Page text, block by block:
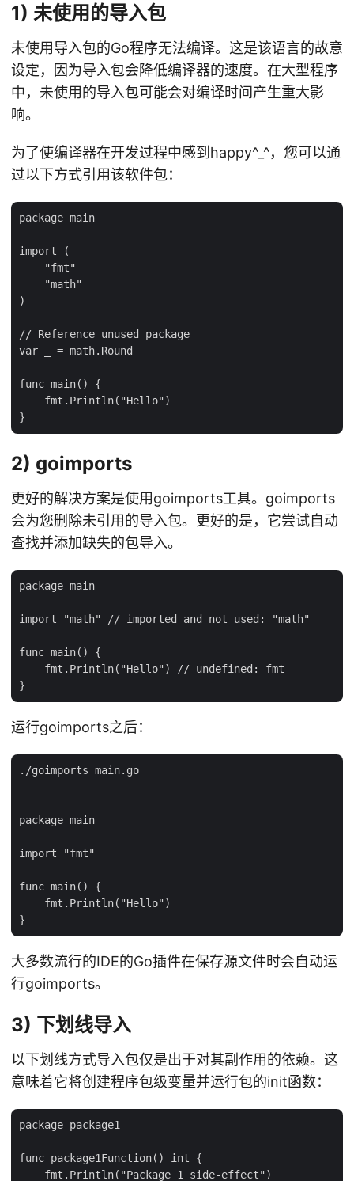
1) 未使用的导入包
未使用导入包的Go程序无法编译。这是该语言的故意
设定，因为导入包会降低编译器的速度。在大型程序
中，未使用的导入包可能会对编译时间产生重大影
响。
为了使编译器在开发过程中感到happy^_^，您可以通
过以下方式引用该软件包：
package main
import (
    "fmt"
    "math"
)
// Reference unused package
var _ = math.Round
func main() {
    fmt.Println("Hello")
2) goimports
更好的解决方案是使用goimports工具。goimports
会为您删除未引用的导入包。更好的是，它尝试自动
查找并添加缺失的包导入。
package main
import "math" // imported and not used: "math"
func main() {
    fmt.Println("Hello") // undefined: fmt
运行goimports之后：
./goimports main.go
package main
import "fmt"
func main() {
    fmt.Println("Hello")
大多数流行的IDE的Go插件在保存源文件时会自动运
行goimports。
3) 下划线导入
以下划线方式导入包仅是出于对其副作用的依赖。这
意味着它将创建程序包级变量并运行包的init函数：
package package1
func package1Function() int {
    fmt.Println("Package 1 side-effect")